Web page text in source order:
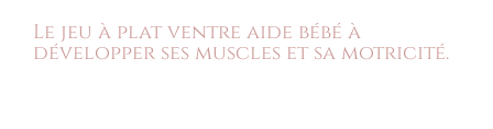
Le jeu à plat ventre aide bébé à
développer ses muscles et sa motricité.